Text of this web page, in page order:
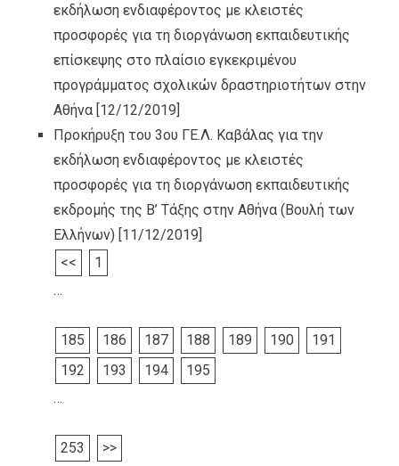
εκδήλωση ενδιαφέροντος με κλειστές
προσφορές για τη διοργάνωση εκπαιδευτικής
επίσκεψης στο πλαίσιο εγκεκριμένου
προγράμματος σχολικών δραστηριοτήτων στην
Αθήνα [12/12/2019]
Προκήρυξη του 3ου ΓΕ.Λ. Καβάλας για την
εκδήλωση ενδιαφέροντος με κλειστές
προσφορές για τη διοργάνωση εκπαιδευτικής
εκδρομής της Β’ Τάξης στην Αθήνα (Βουλή των
Ελλήνων) [11/12/2019]
<<
1
…
185 186 187 188 189 190
191
192
193 194
195
…
253 >>